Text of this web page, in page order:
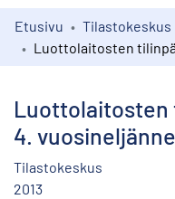
Kokoelmat
Etusivu Tilastokeskus
Luottolaitosten
4.
Tilastokeskus
2013